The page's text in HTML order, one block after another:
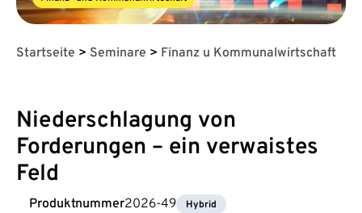
Startseite > Seminare > Finanz u Kommunalwirtschaft
Niederschlagung von
Forderungen – ein verwaistes
Feld
Produktnummer2026-49 Hybrid